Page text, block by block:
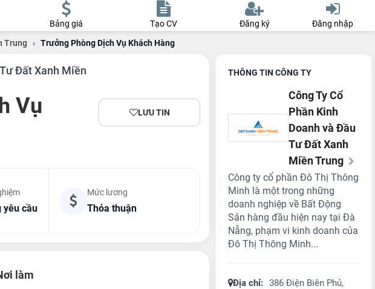
Bảng giá Tạo CV Đăng ký Đăng nhập
Trung › Trưởng Phòng Dịch Vụ Khách Hàng
Đất Xanh Miền
Vụ
LƯU TIN
yêu cầu
Mức lương
Thỏa thuận
làm
THÔNG TIN CÔNG TY
Công Ty Cổ
Phần Kinh
Doanh và Đầu
Tư Đất Xanh
Miền Trung
Công ty cổ phần Đô Thị Thông
Minh là một trong những
doanh nghiệp về Bất Động
Sản hàng đầu hiện nay tại Đà
Nẵng, phạm vi kinh doanh của
Đô Thị Thông Minh...
Địa chỉ: 386 Điện Biên Phủ,